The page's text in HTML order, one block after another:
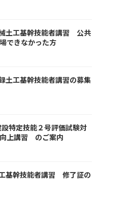
土工基幹技能者講習 公共
できなかった方
工基幹技能者講習の募集
特定技能２号評価試験対
上講習 のご案内
基幹技能者講習 修了証の